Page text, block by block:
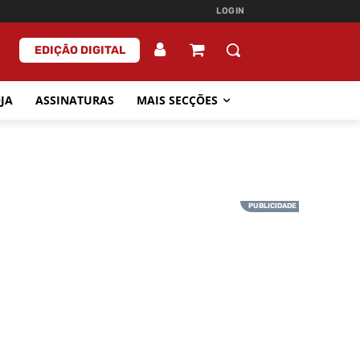
LOGIN
EDIÇÃO DIGITAL
ASSINATURAS MAIS SECÇÕES